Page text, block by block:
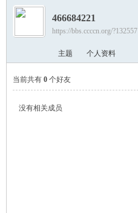
›
466684221
https://bbs.ccccn.org/?132557
主题 个人资料
当前共有 0 个好友
没有相关成员